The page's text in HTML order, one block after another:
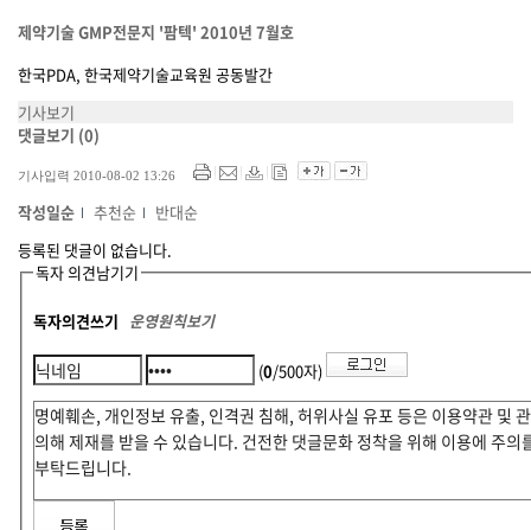
제약기술 GMP전문지 '팜텍' 2010년 7월호
한국PDA, 한국제약기술교육원 공동발간
기사보기
댓글보기 (0)
기사입력 2010-08-02 13:26
작성일순 추천순
반대순
등록된 댓글이 없습니다.
독자 의견남기기
독자의견쓰기 운영원칙보기
(0/500자)